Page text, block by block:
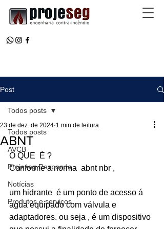
Post
Todos posts
AVCB
Projeseg Responde
Notícias
Produtos e serviços
Todos posts
ABNT
23 de dez. de 2024 1 min de leitura
O QUE  É ?
Conforme a norma  abnt nbr ,
um hidrante  é um ponto de acesso á
agua equipado com válvula e
adaptadores. ou seja , é um dispositivo